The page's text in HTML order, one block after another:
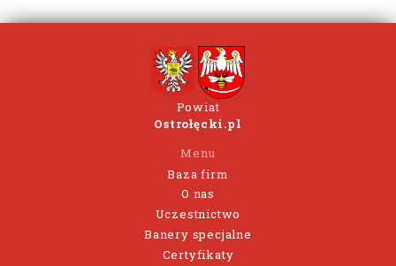
Powiat
Ostrołęcki.pl
Menu
Baza firm
O nas
Uczestnictwo
Banery specjalne
Certyfikaty